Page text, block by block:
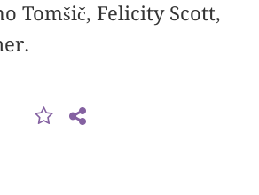
Tomšič, Felicity Scott,